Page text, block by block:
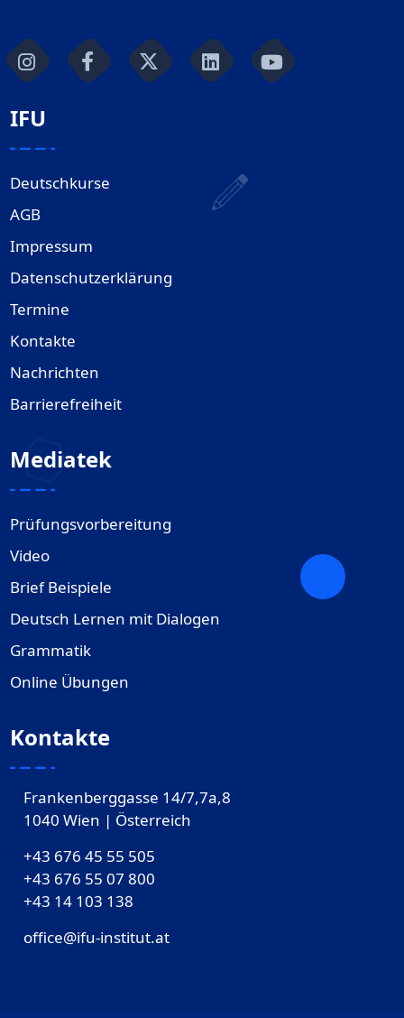
IFU
Deutschkurse
AGB
Impressum
Datenschutzerklärung
Termine
Kontakte
Nachrichten
Barrierefreiheit
Mediatek
Prüfungsvorbereitung
Video
Brief Beispiele
Deutsch Lernen mit Dialogen
Grammatik
Online Übungen
Kontakte
Frankenberggasse 14/7,7a,8
1040 Wien | Österreich
+43 676 45 55 505
+43 676 55 07 800
‎+43 14 103 138
office@ifu-institut.at